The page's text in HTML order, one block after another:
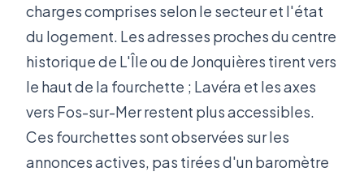
charges comprises selon le secteur et l'état
du logement. Les adresses proches du centre
historique de L'Île ou de Jonquières tirent vers
le haut de la fourchette ; Lavéra et les axes
vers Fos-sur-Mer restent plus accessibles.
Ces fourchettes sont observées sur les
annonces actives, pas tirées d'un baromètre